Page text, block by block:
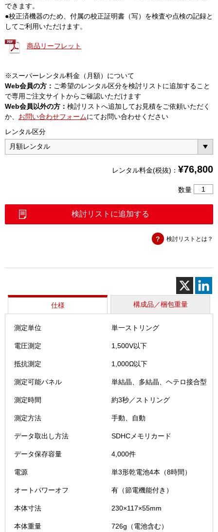
できます。
●校正済機器のため、付属の校正証明書（写）を検査や点検の記録と
してご利用いただけます。
商品リーフレット
※スーパーレンタル料金（月額）について
Web会員の方： ご希望のレンタル区分を検討リストに追加すること
で専用ご注文サイトからご確認いただけます
Web会員以外の方： 検討リストへ追加してお見積をご依頼いただく
か、 お問い合わせフォームにてお問い合わせください
レンタル区分
レンタル料金(税抜)： ¥76,800
数量
チ
カ
ー
ソ
検討リストに追加する
検討リストとは？
仕様 構成品／梱包重量
測定単位 単一ストリング
電圧測定 1,500V以下
抵抗測定 1,000Ω以下
測定可能パネル 単結晶、多結晶、ヘテロ接合型
測定時間 約3秒／ストリング
測定方法 手動、自動
データ取出し方法 SDHCメモリカード
データ保存容量 4,000件
電源 単3形乾電池4本（8時間）
オートパワーオフ 有（節電機能付き）
本体寸法 230×117×55mm
本体重量 726g（電池含む）